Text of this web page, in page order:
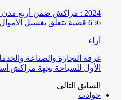
2024 : مراكش ضمن أربع
656 قضية تتعلق بغسيل الأموال
آراء
غرفة التجارة والصناعة
الأول للسياحة بجهة مراكش
السابق التالي
حوادث